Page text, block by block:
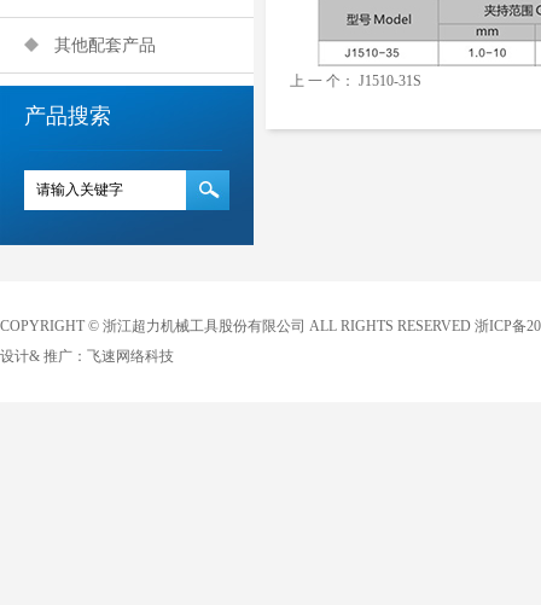
其他配套产品
产品搜索
上 一 个： J1510-31S
COPYRIGHT © 浙江超力机械工具股份有限公司 ALL RIGHTS RESERVED 浙ICP备
设计& 推广： 飞速网络科技